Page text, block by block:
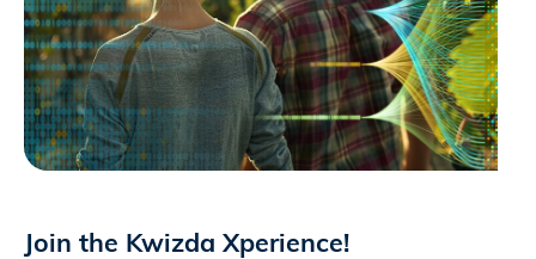
Join the Kwizda Xperience!